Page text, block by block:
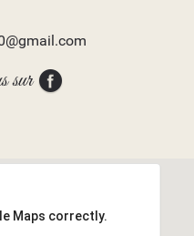
sur
Maps correctly.